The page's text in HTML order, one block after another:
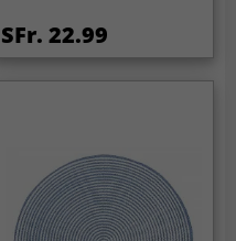
SFr. 22.99